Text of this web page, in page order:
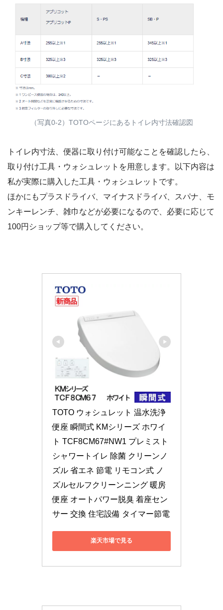
（写真0-2）TOTOページにあるトイレ内寸法確認図
トイレ内寸法、便器に取り付け可能なことを確認したら、
取り付け工具・ウォシュレットを用意します。以下内容は
私が実際に購入した工具・ウォシュレットです。
ほかにもプラスドライバ、マイナスドライバ、スパナ、モ
ンキーレンチ、雑巾などが必要になるので、必要に応じて
100円ショップ等で購入してください。
TOTO ウォシュレット 温水洗浄
便座 瞬間式 KMシリーズ ホワイ
ト TCF8CM67#NW1 プレミスト
シャワートイレ 除菌 クリーンノ
ズル 省エネ 節電 リモコン式 ノ
ズルセルフクリーンニング 暖房
便座 オートパワー脱臭 着座セン
サー 交換 住宅設備 タイマー節電
楽天市場で見る